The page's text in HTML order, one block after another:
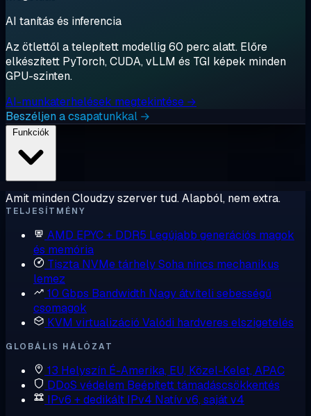
AI tanítás és inferencia
Az ötlettől a telepített modellig 60 perc alatt. Előre
elkészített PyTorch, CUDA, vLLM és TGI képek minden
GPU-szinten.
AI-munkaterhelések megtekintése →
Beszéljen a csapatunkkal →
Amit minden Cloudzy szerver tud. Alapból, nem extra.
TELJESÍTMÉNY
AMD EPYC + DDR5 Legújabb generációs magok
és memória
Tiszta NVMe tárhelySoha nincs mechanikus
lemez
10 Gbps Bandwidth Nagy átviteli sebességű
csomagok
KVM virtualizáció Valódi hardveres elszigetelés
GLOBÁLIS HÁLÓZAT
13 Helyszín É-Amerika, EU, Közel-Kelet, APAC
DDoS védelem Beépített támadáscsökkentés
IPv6 + dedikált IPv4 Natív v6, saját v4